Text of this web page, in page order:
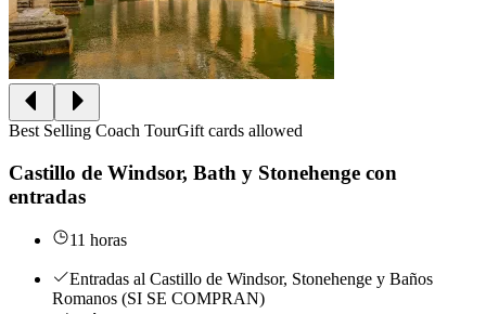
Best Selling Coach TourGift cards allowed
Castillo de Windsor, Bath y Stonehenge con
entradas
11 horas
Entradas al Castillo de Windsor, Stonehenge y Baños
Romanos (SI SE COMPRAN)